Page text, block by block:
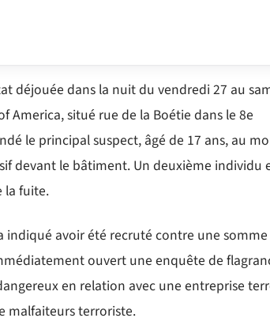
déjouée dans la nuit du vendredi 27 au
America, situé rue de la Boétie dans le 8e
le principal suspect, âgé de 17 ans, au
devant le bâtiment. Un deuxième individu
la fuite.
avoir été recruté contre une somme
ouvert une enquête de
en relation avec une entreprise
malfaiteurs terroriste.